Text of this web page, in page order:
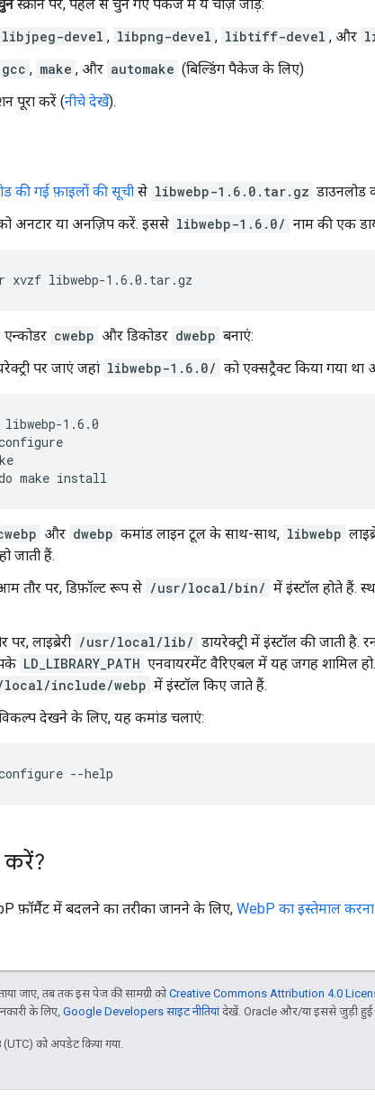
स्क्रीन पर, पहले से चुने गए पैकेज में ये चीज़ें जोड़ें:
libjpeg-devel , libpng-devel , libtiff-devel , और
gcc , make , और automake (बिल्डिंग पैकेज के लिए)
पूरा करें (नीचे देखें).
की गई फ़ाइलों की सूची से libwebp-1.6.0.tar.gz डाउनलोड
अनटार या अनज़िप करें. इससे libwebp-1.6.0/ नाम की एक
xvzf
cwebp और डिकोडर dwebp बनाएं:
पर जाएं जहां libwebp-1.6.0/ को एक्सट्रैक्ट किया गया
libwebp-1.6.0
make
और dwebp कमांड लाइन टूल के साथ-साथ, libwebp
जाती हैं.
तौर पर, डिफ़ॉल्ट रूप से /usr/local/bin/ में इंस्टॉल होते हैं.
पर, लाइब्रेरी /usr/local/lib/ डायरेक्ट्री में इंस्टॉल की जाती
LD_LIBRARY_PATH एनवायरमेंट वैरिएबल में यह जगह शामिल
include/webp में इंस्टॉल किए जाते हैं.
विकल्प देखने के लिए, यह कमांड चलाएं:
फ़ॉर्मैट में बदलने का तरीका जानने के लिए, WebP का इस्तेमाल करना
जाए, तब तक इस पेज की सामग्री कोCreative Commons Attribution 4.0
के लिए, Google Developers साइट नीतियांदेखें. Oracle और/या इससे जुड़ी हुई
को अपडेट किया गया.